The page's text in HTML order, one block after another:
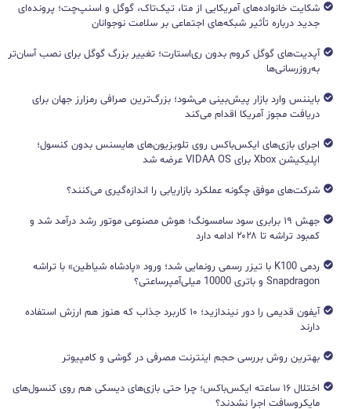
شکایت خانواده‌های آمریکایی از متا، تیک‌تاک، گوگل و اسنپ‌چت؛ پرونده‌ای
جدید درباره تأثیر شبکه‌های اجتماعی بر سلامت نوجوانان
آپدیت‌های گوگل کروم بدون ری‌استارت؛ تغییر بزرگ گوگل برای نصب آسان‌تر
به‌روزرسانی‌ها
بایننس وارد بازار پیش‌بینی می‌شود؛ بزرگ‌ترین صرافی رمزارز جهان برای
دریافت مجوز آمریکا اقدام می‌کند
اجرای بازی‌های ایکس‌باکس روی تلویزیون‌های هایسنس بدون کنسول؛
اپلیکیشن Xbox برای VIDAA OS عرضه شد
شرکت‌های موفق چگونه عملکرد بازاریابی را اندازه‌گیری می‌کنند؟
جهش ۱۹ برابری سود سامسونگ؛ هوش مصنوعی موتور رشد درآمد شد و
کمبود تراشه تا ۲۰۲۸ ادامه دارد
ردمی K100 با تیزر رسمی رونمایی شد؛ ورود «پادشاه شیاطین» با تراشه
Snapdragon و باتری 10000 میلی‌آمپرساعتی؟
آیفون قدیمی را دور نیندازید؛ ۱۰ کاربرد جذاب که هنوز هم ارزش استفاده
دارند
بهترین روش بررسی حجم اینترنت مصرفی در گوشی و کامپیوتر
اختلال ۱۶ ساعته ایکس‌باکس؛ چرا حتی بازی‌های دیسکی هم روی کنسول‌های
مایکروسافت اجرا نشدند؟